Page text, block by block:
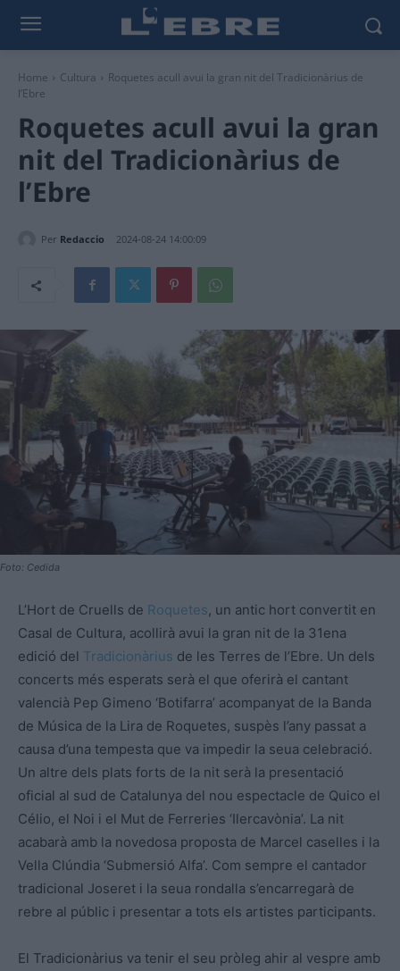
Home Cultura
Roquetes acull avui la gran nit del Tradicionàrius de
l’Ebre
Roquetes acull avui la gran
nit del Tradicionàrius de
l’Ebre
Per Redaccio 2024-08-24 14:00:09
Foto: Cedida
L’Hort de Cruells de Roquetes, un antic hort convertit en
Casal de Cultura, acollirà avui la gran nit de la 31ena
edició del Tradicionàrius de les Terres de l’Ebre. Un dels
concerts més esperats serà el que oferirà el cantant
valencià Pep Gimeno ‘Botifarra’ acompanyat de la Banda
de Música de la Lira de Roquetes, suspès l’any passat a
causa d’una tempesta que va impedir la seua celebració.
Un altre dels plats forts de la nit serà la presentació
oficial al sud de Catalunya del nou espectacle de Quico el
Célio, el Noi i el Mut de Ferreries ‘Ilercavònia’. La nit
acabarà amb la novedosa proposta de Marcel caselles i la
Vella Clúndia ‘Submersió Alfa’. Com sempre el cantador
tradicional Joseret i la seua rondalla s’encarregarà de
rebre al públic i presentar a tots els artistes participants.
El Tradicionàrius va tenir el seu pròleg ahir al vespre amb